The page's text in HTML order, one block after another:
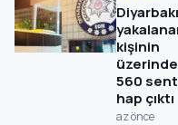
kişinin
560
hap çıktı
az önce